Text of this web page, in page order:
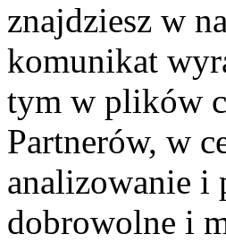
znajdziesz w
komunikat
tym w plików
Partnerów, w
analizowanie i
dobrowolne i